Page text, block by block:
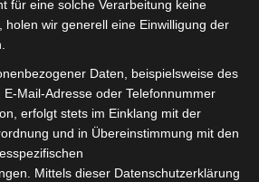
für eine solche Verarbeitung keine
holen wir generell eine Einwilligung der
Daten, beispielsweise des
E-Mail-Adresse oder Telefonnummer
erfolgt stets im Einklang mit der
und in Übereinstimmung mit den
Mittels dieser Datenschutzerklärung